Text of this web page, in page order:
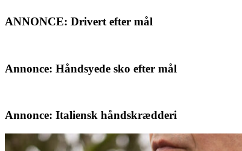
ANNONCE: Drivert efter mål
Annonce: Håndsyede sko efter mål
Annonce: Italiensk håndskrædderi